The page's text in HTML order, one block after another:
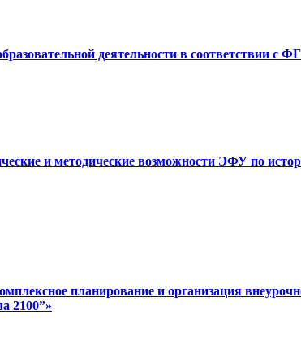
деятельности в соответствии с
и методические возможности ЭФУ по
планирование и организация
2100”»